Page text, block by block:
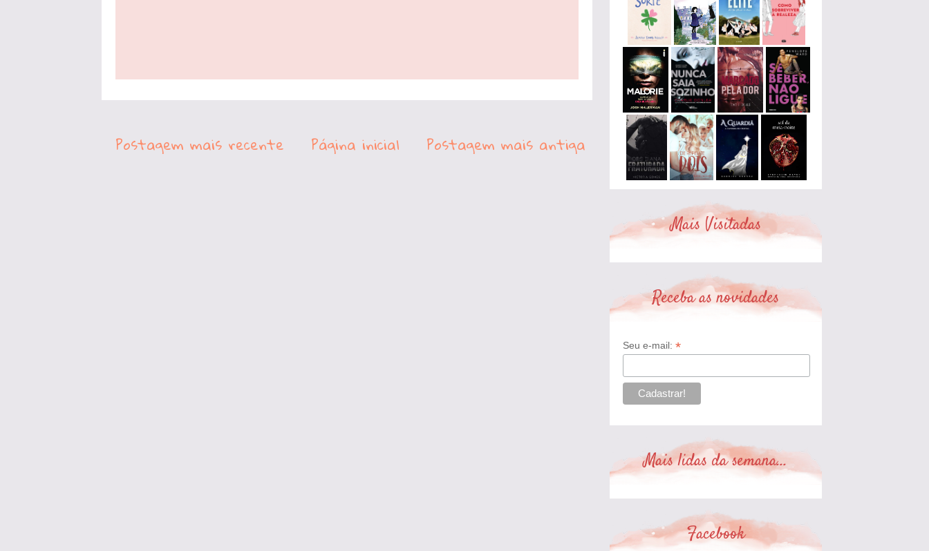
Postagem mais recente Postagem mais antiga
Página inicial
Mais Visitadas
Receba as novidades
Seu e-mail: *
Mais lidas da semana...
Facebook